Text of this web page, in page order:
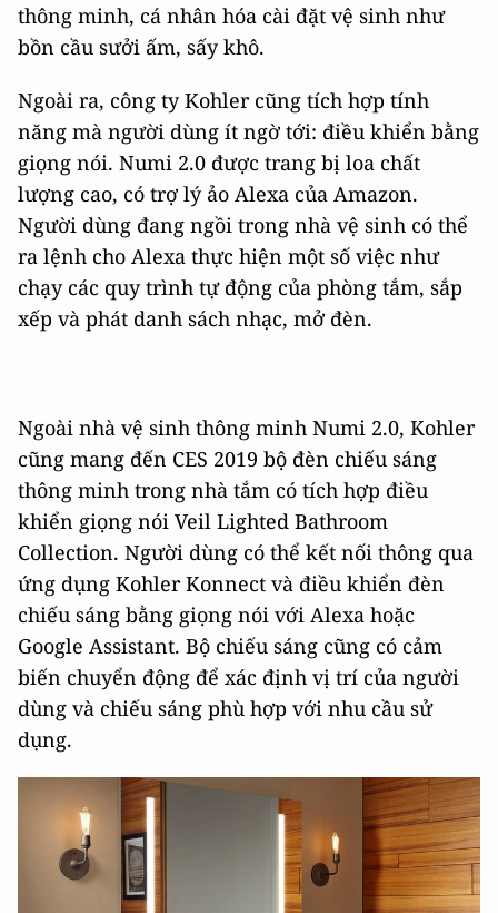
thông minh, cá nhân hóa cài đặt vệ sinh như
bồn cầu sưởi ấm, sấy khô.
Ngoài ra, công ty Kohler cũng tích hợp tính
năng mà người dùng ít ngờ tới: điều khiển bằng
giọng nói. Numi 2.0 được trang bị loa chất
lượng cao, có trợ lý ảo Alexa của Amazon.
Người dùng đang ngồi trong nhà vệ sinh có thể
ra lệnh cho Alexa thực hiện một số việc như
chạy các quy trình tự động của phòng tắm, sắp
xếp và phát danh sách nhạc, mở đèn.
Ngoài nhà vệ sinh thông minh Numi 2.0, Kohler
cũng mang đến CES 2019 bộ đèn chiếu sáng
thông minh trong nhà tắm có tích hợp điều
khiển giọng nói Veil Lighted Bathroom
Collection. Người dùng có thể kết nối thông qua
ứng dụng Kohler Konnect và điều khiển đèn
chiếu sáng bằng giọng nói với Alexa hoặc
Google Assistant. Bộ chiếu sáng cũng có cảm
biến chuyển động để xác định vị trí của người
dùng và chiếu sáng phù hợp với nhu cầu sử
dụng.